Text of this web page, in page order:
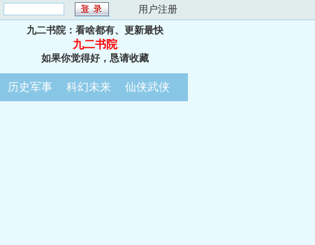
用户注册
九二书院：看啥都有、更新最快
九二书院
如果你觉得好，恳请收藏
历史军事 科幻未来 仙侠武侠